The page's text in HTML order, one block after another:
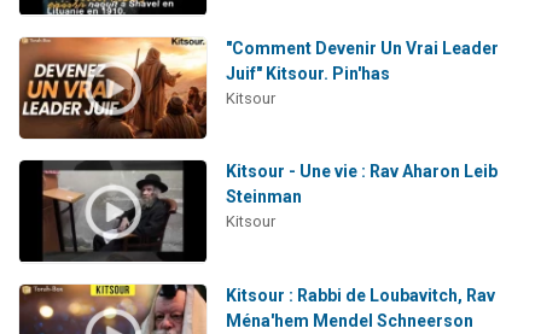
"Comment Devenir Un Vrai Leader
Juif" Kitsour. Pin'has
Kitsour
Kitsour - Une vie : Rav Aharon Leib
Steinman
Kitsour
Kitsour : Rabbi de Loubavitch, Rav
Ména'hem Mendel Schneerson